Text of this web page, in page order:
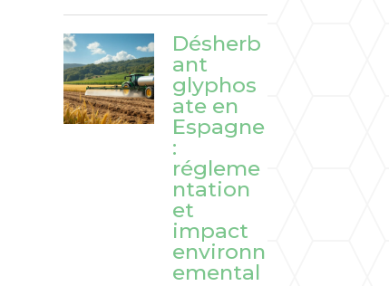
Désherb
ant
glyphos
ate en
Espagne
:
régleme
ntation
et
impact
environn
emental